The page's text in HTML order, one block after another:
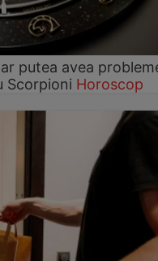
putea avea
Scorpioni Horoscop